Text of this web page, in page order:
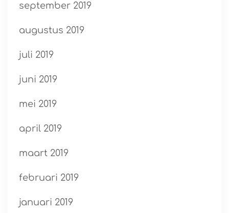
september 2019
augustus 2019
juli 2019
juni 2019
mei 2019
april 2019
maart 2019
februari 2019
januari 2019